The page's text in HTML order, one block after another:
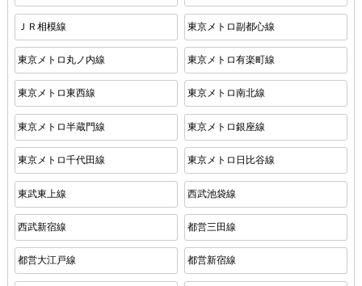
ＪＲ相模線 東京メトロ副都心線
東京メトロ丸ノ内線 東京メトロ有楽町線
東京メトロ東西線 東京メトロ南北線
東京メトロ半蔵門線 東京メトロ銀座線
東京メトロ千代田線 東京メトロ日比谷線
東武東上線 西武池袋線
西武新宿線 都営三田線
都営大江戸線 都営新宿線